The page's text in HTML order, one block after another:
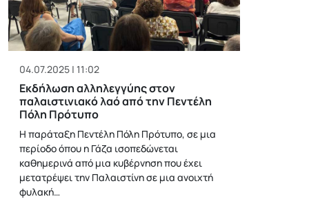
04.07.2025 | 11:02
Εκδήλωση αλληλεγγύης στον
παλαιστινιακό λαό από την Πεντέλη
Πόλη Πρότυπο
Η παράταξη Πεντέλη Πόλη Πρότυπο, σε μια
περίοδο όπου η Γάζα ισοπεδώνεται
καθημερινά από μια κυβέρνηση που έχει
μετατρέψει την Παλαιστίνη σε μια ανοιχτή
φυλακή…